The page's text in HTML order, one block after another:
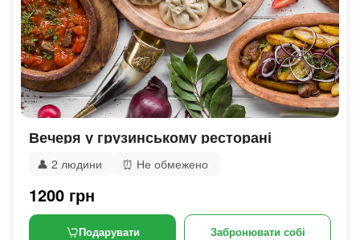
Вечеря у грузинському ресторані
👤 2 людини ⏰ Не обмежено
1200 грн
Подарувати Забронювати собі